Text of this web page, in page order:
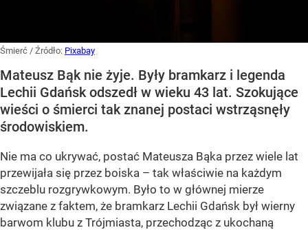
Śmierć / Źródło: Pixabay
Mateusz Bąk nie żyje. Były bramkarz i legenda
Lechii Gdańsk odszedł w wieku 43 lat. Szokujące
wieści o śmierci tak znanej postaci wstrząsnęły
środowiskiem.
Nie ma co ukrywać, postać Mateusza Bąka przez wiele lat
przewijała się przez boiska – tak właściwie na każdym
szczeblu rozgrywkowym. Było to w głównej mierze
związane z faktem, że bramkarz Lechii Gdańsk był wierny
barwom klubu z Trójmiasta, przechodząc z ukochaną